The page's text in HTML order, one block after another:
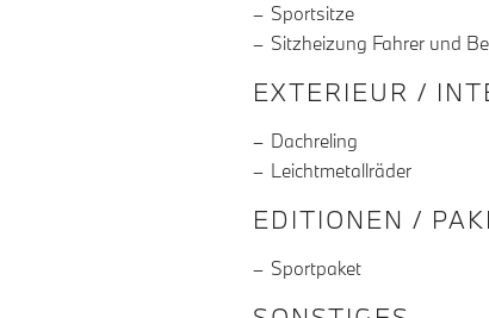
Sportsitze
Sitzheizung Fahrer und
EXTERIEUR /
Dachreling
Leichtmetallräder
EDITIONEN /
Sportpaket